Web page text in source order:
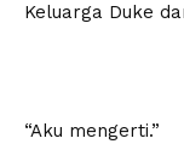
Keluarga Duke
“Aku mengerti.”